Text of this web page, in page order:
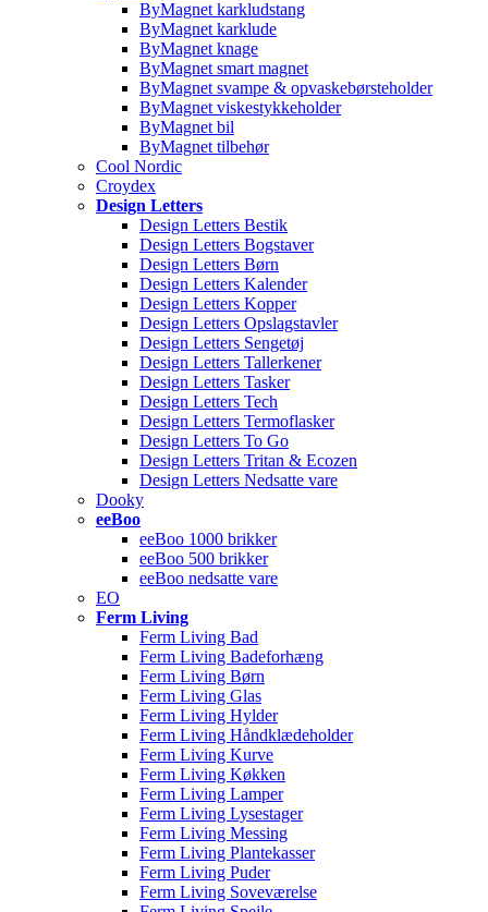
ByMagnet karkludstang
ByMagnet karklude
ByMagnet knage
ByMagnet smart magnet
ByMagnet svampe & opvaskebørsteholder
ByMagnet viskestykkeholder
ByMagnet bil
ByMagnet tilbehør
Cool Nordic
Croydex
Design Letters
Design Letters Bestik
Design Letters Bogstaver
Design Letters Børn
Design Letters Kalender
Design Letters Kopper
Design Letters Opslagstavler
Design Letters Sengetøj
Design Letters Tallerkener
Design Letters Tasker
Design Letters Tech
Design Letters Termoflasker
Design Letters To Go
Design Letters Tritan & Ecozen
Design Letters Nedsatte vare
Dooky
eeBoo
eeBoo 1000 brikker
eeBoo 500 brikker
eeBoo nedsatte vare
EO
Ferm Living
Ferm Living Bad
Ferm Living Badeforhæng
Ferm Living Børn
Ferm Living Glas
Ferm Living Hylder
Ferm Living Håndklædeholder
Ferm Living Kurve
Ferm Living Køkken
Ferm Living Lamper
Ferm Living Lysestager
Ferm Living Messing
Ferm Living Plantekasser
Ferm Living Puder
Ferm Living Soveværelse